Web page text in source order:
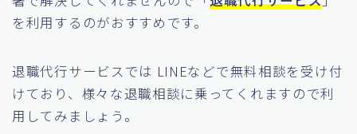
を利用するのがおすすめです。
退職代行サービスでは LINEなどで無料相談を受け付
けており、様々な退職相談に乗ってくれますので利
用してみましょう。